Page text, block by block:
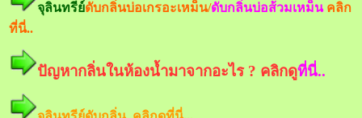
จุลินทรีย์ดับกลิ่นบ่อเกรอะเหม็น/ดับกลิ่นบ่อส้วมเหม็นคลิก
ที่นี่..
ปัญหากลิ่นในห้องน้ำมาจากอะไร ? คลิกดูที่นี่..